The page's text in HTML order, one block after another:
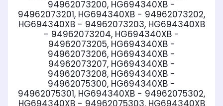
94962073200, HG694340XB -
94962073201, HG694340XB - 94962073202,
HG694340XB - 94962073203, HG694340XB
- 94962073204, HG694340XB -
94962073205, HG694340XB -
94962073206, HG694340XB -
94962073207, HG694340XB -
94962073208, HG694340XB -
94962075300, HG694340XB -
94962075301, HG694340XB - 94962075302,